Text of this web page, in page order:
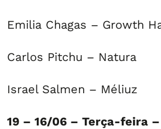
Emilia Chagas – Growth
Carlos Pitchu – Natura
Israel Salmen – Méliuz
19 – 16/06 – Terça-feira –